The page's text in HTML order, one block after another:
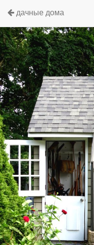
дачные дома